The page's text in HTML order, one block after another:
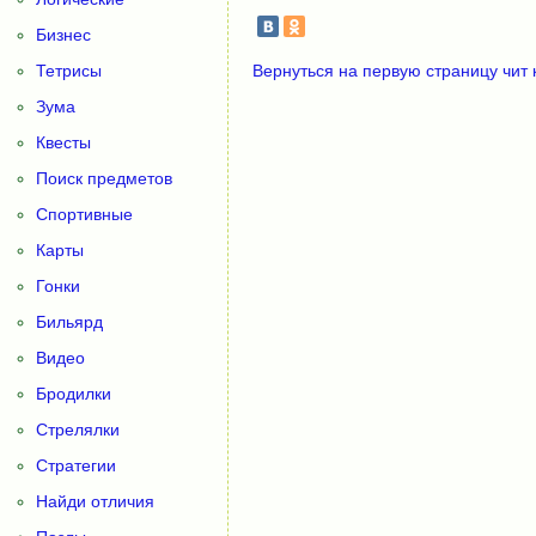
Вернуться на первую страницу чит
Бизнес
Тетрисы
Зума
Квесты
Поиск предметов
Спортивные
Карты
Гонки
Бильярд
Видео
Бродилки
Стрелялки
Стратегии
Найди отличия